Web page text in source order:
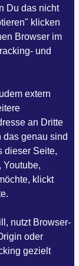
Du das nicht
klicken
Browser im
und
extern
an Dritte
das genau sind
dieser Seite,
Youtube,
klickt
nutzt Browser-
oder
gezielt